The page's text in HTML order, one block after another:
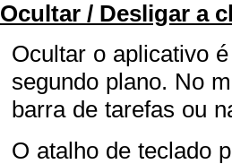
Ocultar / Desligar a
Ocultar o aplicativo
segundo plano. No
barra de tarefas ou
O atalho de teclado